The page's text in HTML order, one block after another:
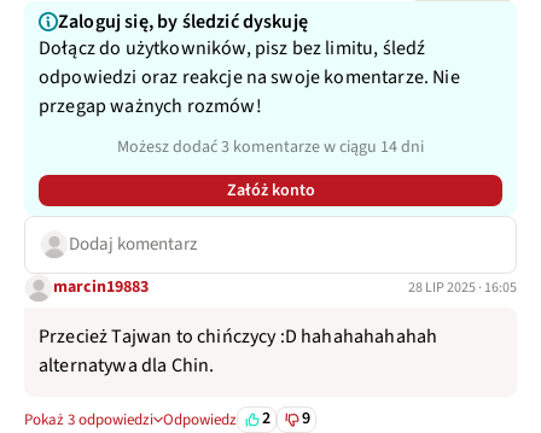
Zaloguj się, by śledzić dyskuję
Dołącz do użytkowników, pisz bez limitu, śledź
odpowiedzi oraz reakcje na swoje komentarze. Nie
przegap ważnych rozmów!
Możesz dodać 3 komentarze w ciągu 14 dni
Załóż konto
Dodaj komentarz
marcin19883 28 LIP 2025 · 16:05
Przecież Tajwan to chińczycy :D hahahahahahah
alternatywa dla Chin.
Pokaż 3 odpowiedzi Odpowiedz 2 9